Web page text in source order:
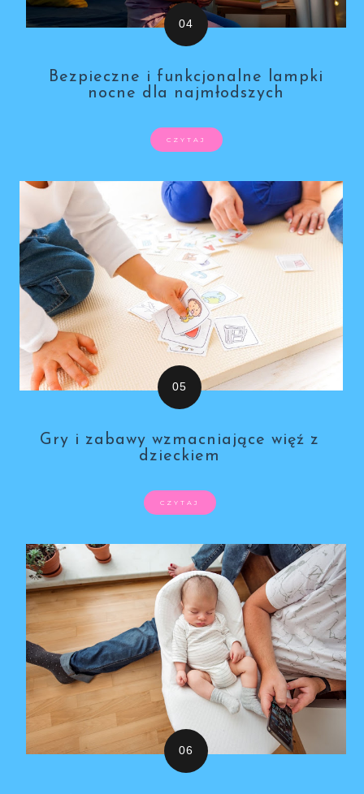
Bezpieczne i funkcjonalne lampki
nocne dla najmłodszych
CZYTAJ
Gry i zabawy wzmacniające więź z
dzieckiem
CZYTAJ